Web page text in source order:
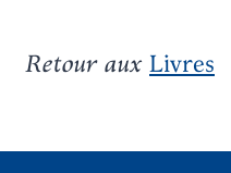
Retour aux Livres